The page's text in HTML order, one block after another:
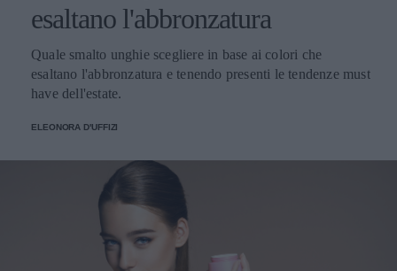
esaltano l'abbronzatura
Quale smalto unghie scegliere in base ai colori che
esaltano l'abbronzatura e tenendo presenti le tendenze must
have dell'estate.
ELEONORA D'UFFIZI